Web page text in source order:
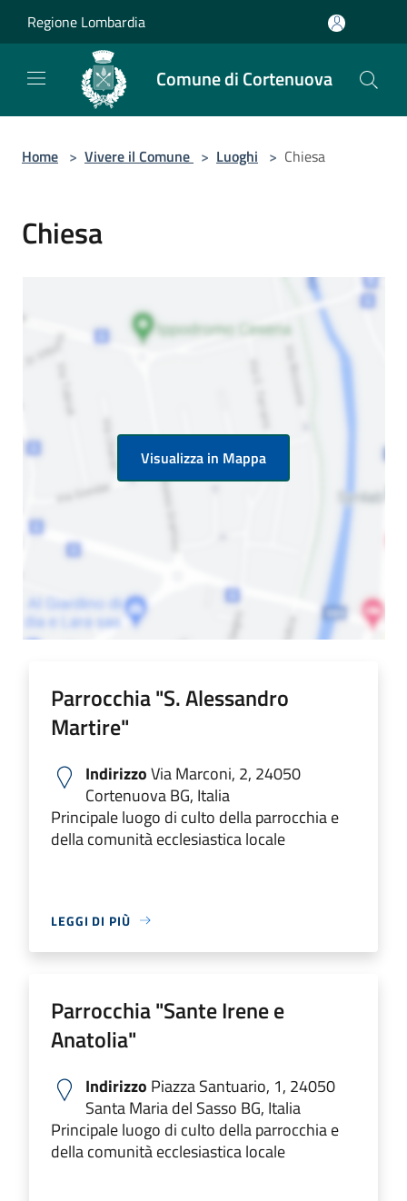
Regione Lombardia
Comune di Cortenuova
Home > Vivere il Comune > Luoghi > Chiesa
Chiesa
Visualizza in Mappa
Parrocchia "S. Alessandro
Martire"
IndirizzoVia Marconi, 2, 24050
Cortenuova BG, Italia
Principale luogo di culto della parrocchia e
della comunità ecclesiastica locale
LEGGI DI PIÙ
Parrocchia "Sante Irene e
Anatolia"
Indirizzo Piazza Santuario, 1, 24050
Santa Maria del Sasso BG, Italia
Principale luogo di culto della parrocchia e
della comunità ecclesiastica locale